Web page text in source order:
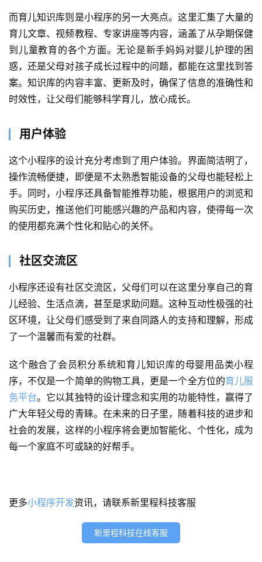
首
页
关
于
案
服
务
H
5
开
发
微
信
小
而育儿知识库则是小程序的另一大亮点。这里汇集了大量的
育儿文章、视频教程、专家讲座等内容，涵盖了从孕期保健
到儿童教育的各个方面。无论是新手妈妈对婴儿护理的困
惑，还是父母对孩子成长过程中的问题，都能在这里找到答
案。知识库的内容丰富、更新及时，确保了信息的准确性和
时效性，让父母们能够科学育儿，放心成长。
用户体验
这个小程序的设计充分考虑到了用户体验。界面简洁明了，
操作流畅便捷，即便是不太熟悉智能设备的父母也能轻松上
手。同时，小程序还具备智能推荐功能，根据用户的浏览和
购买历史，推送他们可能感兴趣的产品和内容，使得每一次
的使用都充满个性化和贴心的关怀。
社区交流区
小程序还设有社区交流区，父母们可以在这里分享自己的育
儿经验、生活点滴，甚至是求助问题。这种互动性极强的社
区环境，让父母们感受到了来自同路人的支持和理解，形成
了一个温馨而有爱的社群。
这个融合了会员积分系统和育儿知识库的母婴用品类小程
序，不仅是一个简单的购物工具，更是一个全方位的育儿服
务平台。它以其独特的设计理念和实用的功能特性，赢得了
广大年轻父母的青睐。在未来的日子里，随着科技的进步和
社会的发展，这样的小程序将会更加智能化、个性化，成为
每一个家庭不可或缺的好帮手。
更多小程序开发资讯，请联系新里程科技客服
新里程科技在线客服